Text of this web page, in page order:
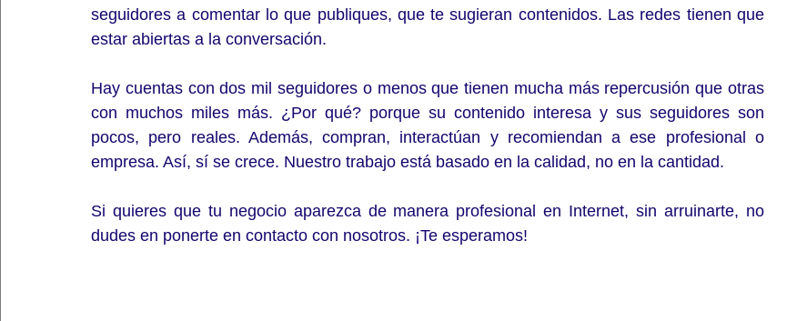
seguidores a comentar lo que publiques, que te sugieran contenidos. Las redes tienen que
estar abiertas a la conversación.
Hay cuentas con dos mil seguidores o menos que tienen mucha más repercusión que otras
con muchos miles más. ¿Por qué? porque su contenido interesa y sus seguidores son
pocos, pero reales. Además, compran, interactúan y recomiendan a ese profesional o
empresa. Así, sí se crece. Nuestro trabajo está basado en la calidad, no en la cantidad.
Si quieres que tu negocio aparezca de manera profesional en Internet, sin arruinarte, no
dudes en ponerte en contacto con nosotros. ¡Te esperamos!